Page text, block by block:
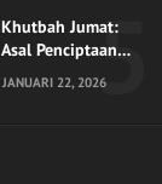
Pangkuan
Ramadhan
Khutbah Jumat:
Asal Penciptaan
Manusia dan
Keturunannya
JANUARI 22, 2026